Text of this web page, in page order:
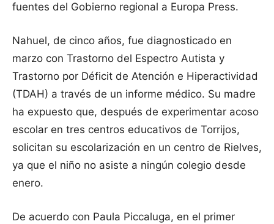
fuentes del Gobierno regional a Europa Press.
Nahuel, de cinco años, fue diagnosticado en
marzo con Trastorno del Espectro Autista y
Trastorno por Déficit de Atención e Hiperactividad
(TDAH) a través de un informe médico. Su madre
ha expuesto que, después de experimentar acoso
escolar en tres centros educativos de Torrijos,
solicitan su escolarización en un centro de Rielves,
ya que el niño no asiste a ningún colegio desde
enero.
De acuerdo con Paula Piccaluga, en el primer